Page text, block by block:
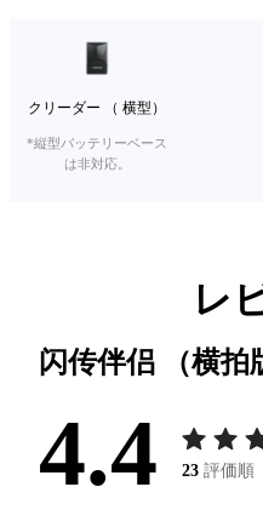
クリーダー （ 横型）
*縦型バッテリーベース
は非対応。
レ
闪传伴侣 （横拍
4.4 23 評価順